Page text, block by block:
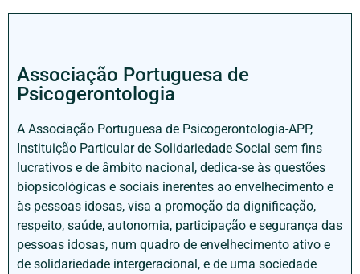
Associação Portuguesa de
Psicogerontologia
A Associação Portuguesa de Psicogerontologia-APP,
Instituição Particular de Solidariedade Social sem fins
lucrativos e de âmbito nacional, dedica-se às questões
biopsicológicas e sociais inerentes ao envelhecimento e
às pessoas idosas, visa a promoção da dignificação,
respeito, saúde, autonomia, participação e segurança das
pessoas idosas, num quadro de envelhecimento ativo e
de solidariedade intergeracional, e de uma sociedade